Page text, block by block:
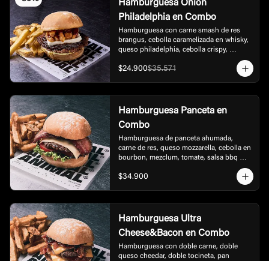
Hamburguesa Onion
Philadelphia en Combo
Hamburguesa con carne smash de res
brangus, cebolla caramelizada en whisky,
queso philadelphia, cebolla crispy,
mayonesa de ajo y bbq dulce de la casa,
acompañada con  papas
$24.900$35.571
Hamburguesa Panceta en
Combo
Hamburguesa de panceta ahumada,
carne de res, queso mozzarella, cebolla en
bourbon, mezclum, tomate, salsa bbq
$34.900
Hamburguesa Ultra
Cheese&Bacon en Combo
Hamburguesa con doble carne, doble
queso cheedar, doble tocineta, pan